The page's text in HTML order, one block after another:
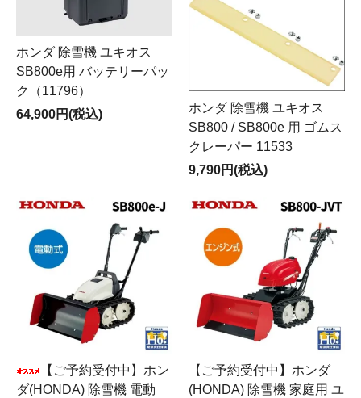
ホンダ 除雪機 ユキオス
SB800e用 バッテリーパッ
ク（11796）
64,900円(税込)
ホンダ 除雪機 ユキオス
SB800 / SB800e 用 ゴムス
クレーパー 11533
9,790円(税込)
【ご予約受付中】ホン
ダ(HONDA) 除雪機 電動
【ご予約受付中】ホンダ
(HONDA) 除雪機 家庭用 ユ